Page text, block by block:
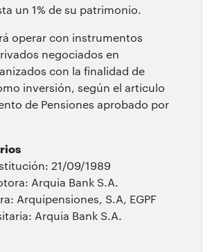
un 1% de su patrimonio.
operar con instrumentos
negociados en
con la finalidad de
inversión, según el articulo
de Pensiones aprobado por
21/09/1989
Arquia Bank S.A.
Arquipensiones, S.A, EGPF
Arquia Bank S.A.